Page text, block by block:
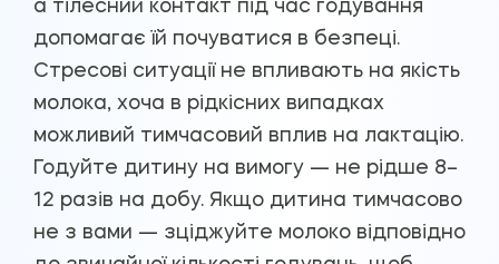
а тілесний контакт під час годування
допомагає їй почуватися в безпеці.
Стресові ситуації не впливають на якість
молока, хоча в рідкісних випадках
можливий тимчасовий вплив на лактацію.
Годуйте дитину на вимогу — не рідше 8–
12 разів на добу. Якщо дитина тимчасово
не з вами — зціджуйте молоко відповідно